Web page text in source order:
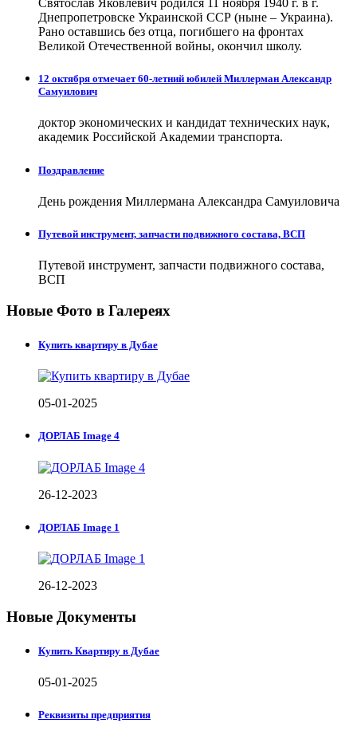
Святослав Яковлевич родился 11 ноября 1940 г. в г.
Днепропетровске Украинской ССР (ныне – Украина).
Рано оставшись без отца, погибшего на фронтах
Великой Отечественной войны, окончил школу.
12 октября отмечает 60-летний юбилей Миллерман Александр
Самуилович
доктор экономических и кандидат технических наук,
академик Российской Академии транспорта.
Поздравление
День рождения Миллермана Александра Самуиловича
Путевой инструмент, запчасти подвижного состава, ВСП
Путевой инструмент, запчасти подвижного состава,
ВСП
Новые Фото в Галереях
Купить квартиру в Дубае
05-01-2025
ДОРЛАБ Image 4
26-12-2023
ДОРЛАБ Image 1
26-12-2023
Новые Документы
Купить Квартиру в Дубае
05-01-2025
Реквизиты предприятия